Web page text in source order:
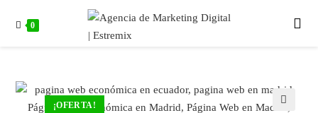
0
¡OFERTA!